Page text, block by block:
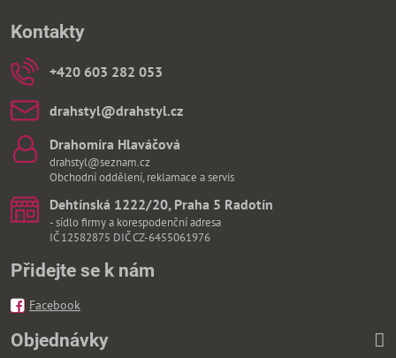
Kontakty
+420 603 282 053
drahstyl​@drahstyl​.cz
Drahomíra Hlaváčová
drahstyl@seznam.cz
Obchodní oddělení, reklamace a servis
Dehtínská 1222/20, Praha 5 Radotín
- sídlo firmy a korespodenční adresa
IČ 12582875 DIČ CZ-6455061976
Přidejte se k nám
Facebook
Objednávky